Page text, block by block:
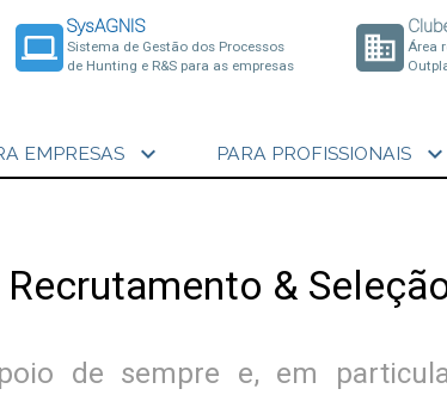
laptop
SysAGNIS
Sistema de Gestão dos Processos
de Hunting e R&S para as empresas
business
Área
EMPRESAS expand_more PARA PROFISSIONAIS expand_more
&
de sempre e, em